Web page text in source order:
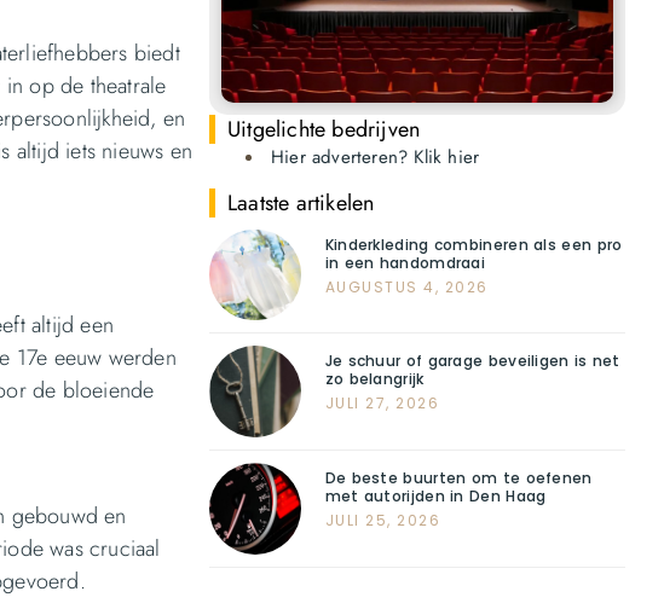
biedt
op de theatrale
en
altijd iets nieuws en
altijd een
17e eeuw werden
de bloeiende
gebouwd en
was cruciaal
Uitgelichte bedrijven
Hier adverteren? Klik hier
Laatste artikelen
Kinderkleding combineren als een pro
in een handomdraai
AUGUSTUS 4, 2026
Je schuur of garage beveiligen is net
zo belangrijk
JULI 27, 2026
De beste buurten om te oefenen
met autorijden in Den Haag
JULI 25, 2026